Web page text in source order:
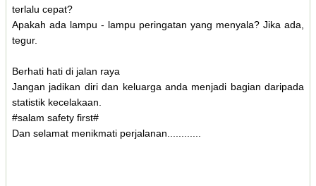
terlalu cepat?
Apakah ada lampu - lampu peringatan yang menyala? Jika ada,
tegur.
Berhati hati di jalan raya
Jangan jadikan diri dan keluarga anda menjadi bagian daripada
statistik kecelakaan.
#salam safety first#
Dan selamat menikmati perjalanan............